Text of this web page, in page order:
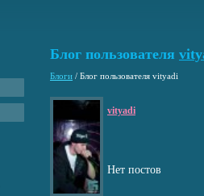
Блог пользователя
Блоги / Блог пользователя vityadi
vityadi
Нет постов